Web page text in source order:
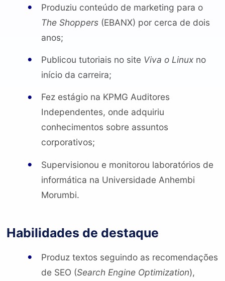
Produziu conteúdo de marketing para o
The Shoppers(EBANX) por cerca de dois
anos;
Publicou tutoriais no site Viva o Linuxno
início da carreira;
Fez estágio na KPMG Auditores
Independentes, onde adquiriu
conhecimentos sobre assuntos
corporativos;
Supervisionou e monitorou laboratórios de
informática na Universidade Anhembi
Morumbi.
Habilidades de destaque
Produz textos seguindo as recomendações
de SEO (Search Engine Optimization),